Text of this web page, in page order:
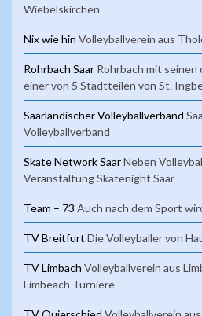
Wiebelskirchen
Nix wie hin Volleyballverein aus
Rohrbach Saar Rohrbach mit seinen
einer von 5 Stadtteilen von St.
Saarländischer Volleyballverband
Volleyballverband
Skate Network SaarNeben
Veranstaltung Skatenight Saar
Team – 73 Auch nach dem Sport
TV Breitfurt Die Volleyballer von
TV Limbach Volleyballverein aus
Limbeach Turniere